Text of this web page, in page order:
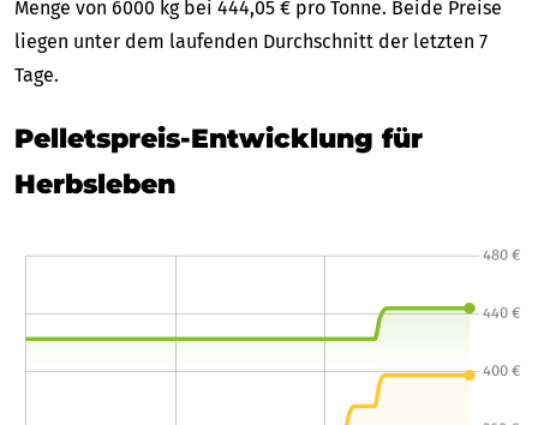
Menge von 6000 kg bei 444,05 € pro Tonne. Beide Preise
liegen unter dem laufenden Durchschnitt der letzten 7
Tage.
Pelletspreis-Entwicklung für
Herbsleben